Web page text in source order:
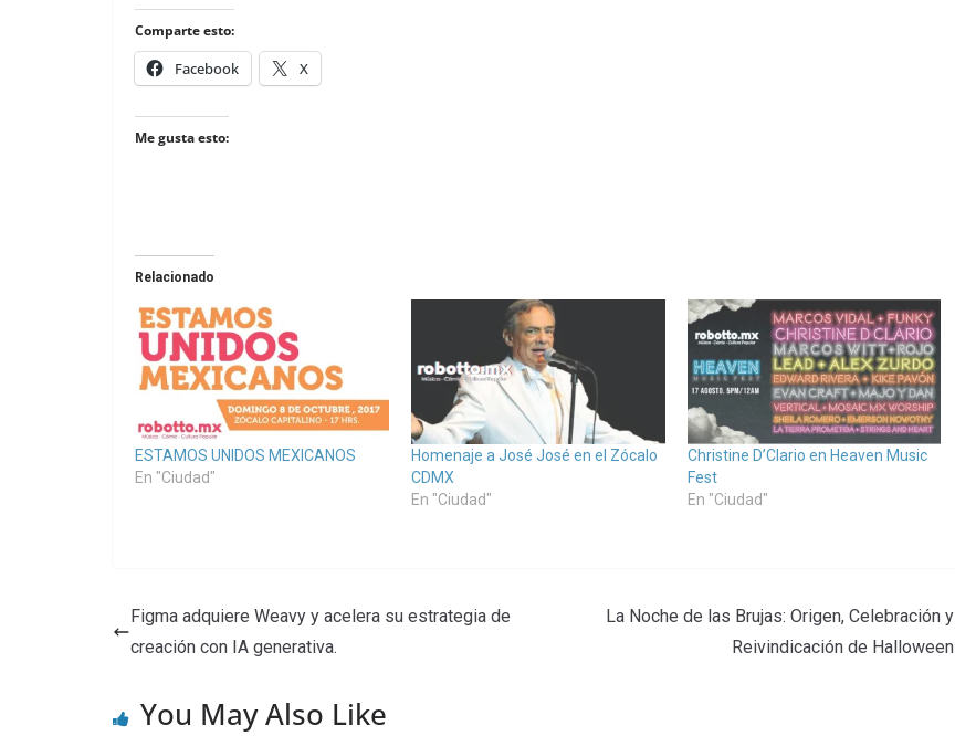
Comparte esto:
Facebook X
Me gusta esto:
Relacionado
ESTAMOS UNIDOS MEXICANOS
En "Ciudad"
Homenaje a José José en el Zócalo
CDMX
En "Ciudad"
Christine D’Clario en Heaven Music
Fest
En "Ciudad"
Figma adquiere Weavy y acelera su estrategia de
creación con IA generativa.
La Noche de las Brujas: Origen, Celebración y
Reivindicación de Halloween
You May Also Like